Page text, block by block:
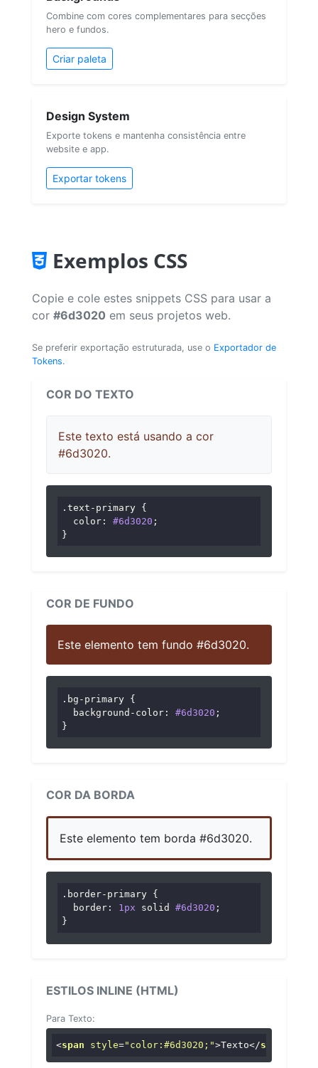
Combine com cores complementares para secções
hero e fundos.
Criar paleta
Design System
Exporte tokens e mantenha consistência entre
website e app.
Exportar tokens
Exemplos CSS
Copie e cole estes snippets CSS para usar a
cor #6d3020 em seus projetos web.
Se preferir exportação estruturada, use o Exportador de
Tokens.
COR DO TEXTO
Este texto está usando a cor
#6d3020.
.text-primary {
color : #6d3020 ;
}
COR DE FUNDO
Este elemento tem fundo #6d3020.
.bg-primary {
background-color : #6d3020 ;
}
COR DA BORDA
Este elemento tem borda #6d3020.
.border-primary {
border : 1px solid #6d3020 ;
}
ESTILOS INLINE (HTML)
Para Texto:
<span style="color:#6d3020;">Texto</span